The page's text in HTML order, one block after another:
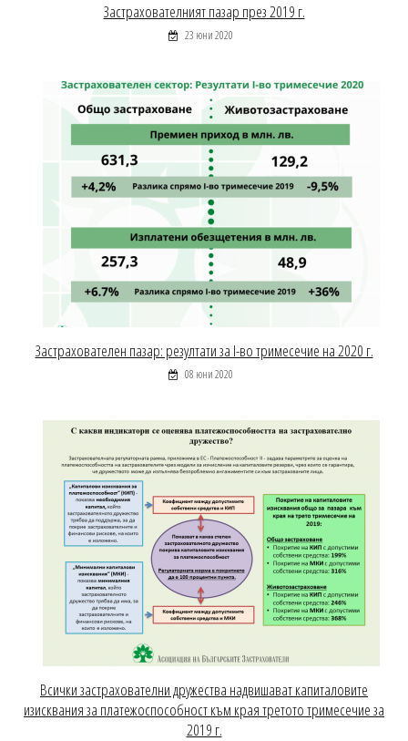
Застрахователният пазар през 2019 г.
23 юни 2020
Застрахователен пазар: резултати за І-во тримесечие на 2020 г.
08 юни 2020
Всички застрахователни дружества надвишават капиталовите
изисквания за платежоспособност към края третото тримесечие за
2019 г.